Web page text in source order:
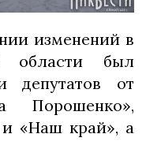
изменений в
области был
депутатов от
Порошенко»,
«Наш край», а